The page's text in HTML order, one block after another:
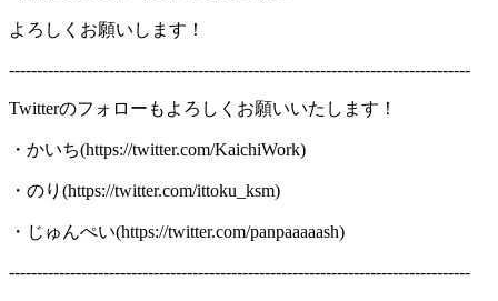
よろしくお願いします！
-----------------------------------------------------------------------------------
Twitterのフォローもよろしくお願いいたします！
・かいち(https://twitter.com/KaichiWork)
・のり(https://twitter.com/ittoku_ksm)
・じゅんぺい(https://twitter.com/panpaaaaash)
-----------------------------------------------------------------------------------